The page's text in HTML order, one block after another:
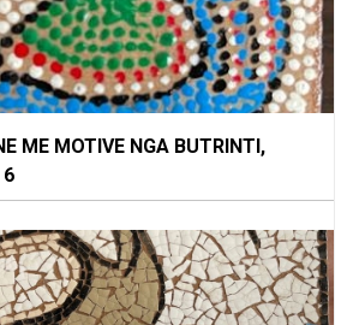
ME MOTIVE NGA BUTRINTI,
6